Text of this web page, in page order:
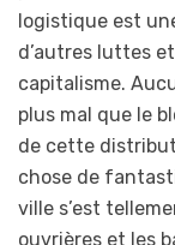
logistique est
d’autres luttes
capitalisme.
plus mal que le
de cette
chose de
ville s’est
ouvrières et les